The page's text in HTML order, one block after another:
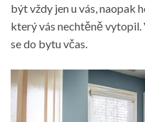
být vždy jen u vás, naopak
který vás nechtěně
se do bytu včas.